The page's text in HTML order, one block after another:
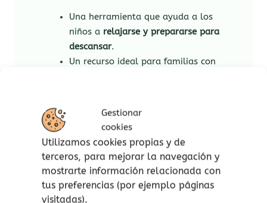
Gestionar
cookies
Utilizamos cookies propias y de
terceros, para mejorar la navegación y
mostrarte información relacionada con
tus preferencias (por ejemplo páginas
visitadas).
Una herramienta que ayuda a los
niños a relajarse y prepararse para
descansar.
Un recurso ideal para familias con
dormir y ofrecerá a las pequeñas
imágenes tranquilizadoras
ayudarán a relajarse.
Unaestructura repetitiva
que
encantará a los más pequeños.
El cuento ideal para la franja